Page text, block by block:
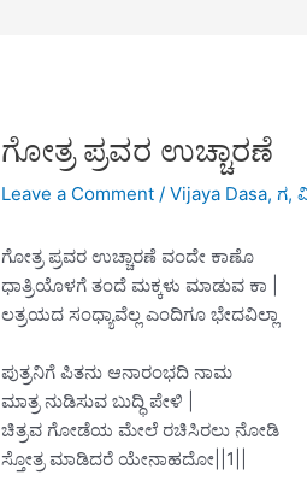
ಗೋತ್ರ ಪ್ರವರ ಉಚ್ಚಾರಣೆ
Leave a Comment /Vijaya Dasa,ಗ,
ಗೋತ್ರ ಪ್ರವರ ಉಚ್ಚಾರಣೆ ವಂದೇ ಕಾಣೊ
ಧಾತ್ರಿಯೊಳಗೆ ತಂದೆ ಮಕ್ಕಳು ಮಾಡುವ ಕಾ |
ಲತ್ರಯದ ಸಂಧ್ಯಾವೆಲ್ಲ ಎಂದಿಗೂ ಭೇದವಿಲ್ಲಾ
ಪುತ್ರನಿಗೆ ಪಿತನು ಆನಾರಂಭದಿ ನಾಮ
ಮಾತ್ರ ನುಡಿಸುವ ಬುದ್ಧಿ ಪೇಳಿ |
ಚಿತ್ರವ ಗೋಡೆಯ ಮೇಲೆ ರಚಿಸಿರಲು ನೋಡಿ
ಸ್ತೋತ್ರ ಮಾಡಿದರೆ ಯೇನಾಹದೋ||1||